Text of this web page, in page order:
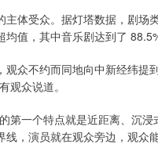
主体受众。据灯塔数据，剧
值，其中音乐剧达到了 88.5%
观众不约而同地向中新经纬
观众说道。
第一个特点就是近距离、沉
线，演员就在观众旁边，观